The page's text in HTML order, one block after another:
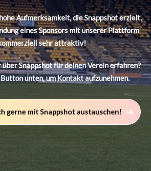
Aufmerksamkeit, die Snappshot erzielt,
eines Sponsors mit unserer Plattform
sehr attraktiv!
Snappshot für deinen Verein erfahren?
unten, um Kontakt aufzunehmen.
gerne mit Snappshot austauschen!